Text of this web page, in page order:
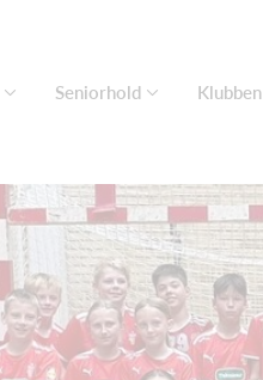
Seniorhold Klubben